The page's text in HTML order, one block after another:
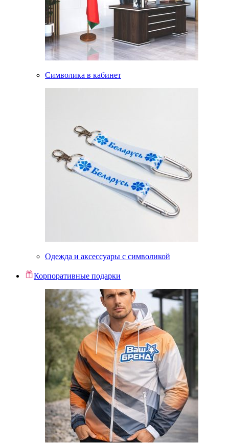
Символика в кабинет
Одежда и аксессуары с символикой
Корпоративные подарки